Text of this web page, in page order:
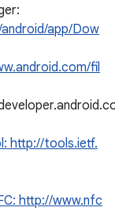
app/Dow
fil
http://tools.ietf.
http://www.nfc